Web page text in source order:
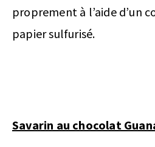
proprement à l’aide d’un
papier sulfurisé.
Savarin au chocolat